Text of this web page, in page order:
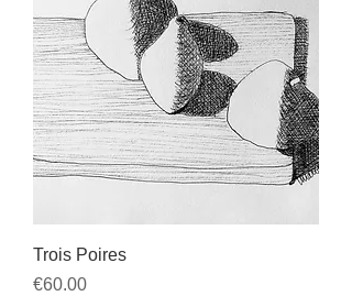
Trois Poires
Price
€60.00